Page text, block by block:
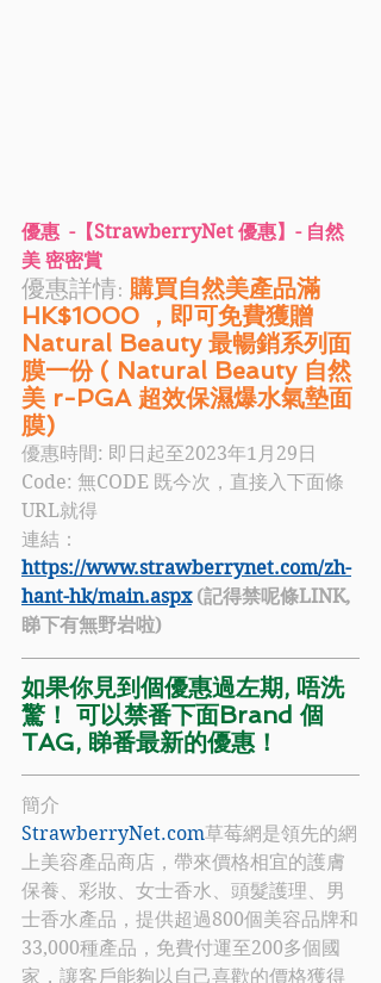
優惠  -【StrawberryNet 優惠】- 自然
美 密密賞
優惠詳情: 購買自然美產品滿
HK$1000 ，即可免費獲贈
Natural Beauty 最暢銷系列面
膜一份 ( Natural Beauty 自然
美 r-PGA 超效保濕爆水氣墊面
膜)
優惠時間: 即日起至2023年1月29日
Code: 無CODE 既今次，直接入下面條
URL就得
連結：
https://www.strawberrynet.com/zh-
hant-hk/main.aspx (記得禁呢條LINK,
睇下有無野岩啦)
如果你見到個優惠過左期, 唔洗
驚！ 可以禁番下面Brand 個
TAG, 睇番最新的優惠！
簡介
StrawberryNet.com草莓網是領先的網
上美容產品商店，帶來價格相宜的護膚
保養、彩妝、女士香水、頭髮護理、男
士香水產品，提供超過800個美容品牌和
33,000種產品，免費付運至200多個國
家，讓客戶能夠以自己喜歡的價格獲得